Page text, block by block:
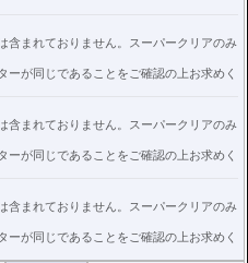
含まれておりません。スーパークリアのみ
が同じであることをご確認の上お求めく
含まれておりません。スーパークリアのみ
が同じであることをご確認の上お求めく
含まれておりません。スーパークリアのみ
が同じであることをご確認の上お求めく